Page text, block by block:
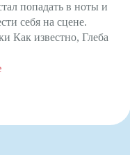
попадать в ноты и
себя на сцене.
Как известно, Глеба